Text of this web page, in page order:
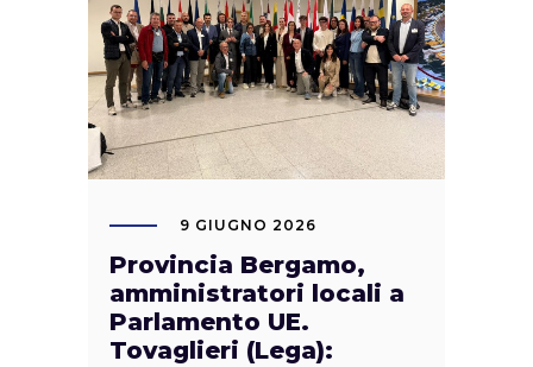
9 GIUGNO 2026
Provincia Bergamo,
amministratori locali a
Parlamento UE.
Tovaglieri (Lega):